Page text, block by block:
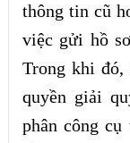
thông tin cũ
việc gửi hồ
Trong khi
quyền giải
phân công